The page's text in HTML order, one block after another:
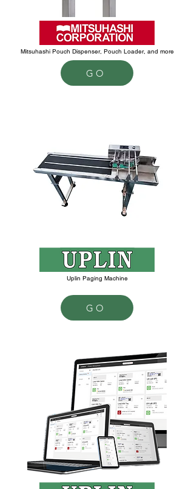
Mitsuhashi Pouch Dispenser, Pouch Loader, and more
GO
Uplin Paging Machine
GO